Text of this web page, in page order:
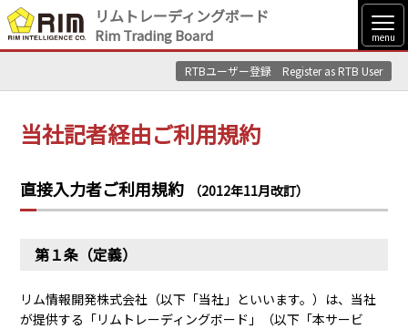
リムトレーディングボード
Rim Trading Board menu
RTBユーザー登録 Register as RTB User
RIM INTELLIGENCE TOP
リムトレーディングボード
サービスのご案内(Japanese)
直接入力者ご利用規約
Terms of Use for Direct Price Entry
当社記者経由ご利用規約
直接入力者ご利用規約 （2012年11月改訂）
第１条（定義）
リム情報開発株式会社（以下「当社」といいます。）は、当社
が提供する「リムトレーディングボード」（以下「本サービ